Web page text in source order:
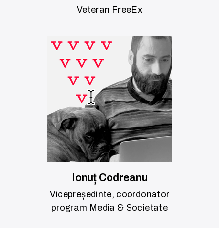
Veteran FreeEx
Ionuț Codreanu
Vicepreședinte, coordonator
program Media & Societate